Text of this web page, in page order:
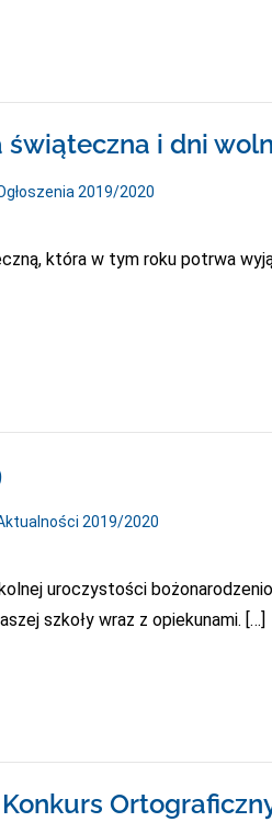
świąteczna i dni
2019/2020
która w tym roku potrwa
2019/2020
uroczystości
szkoły wraz z opiekunami. […]